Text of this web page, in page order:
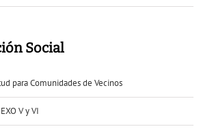
Social
para Comunidades de Vecinos
V y VI